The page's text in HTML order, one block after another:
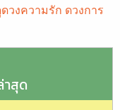
วงความรัก ดวงการ
าสุด